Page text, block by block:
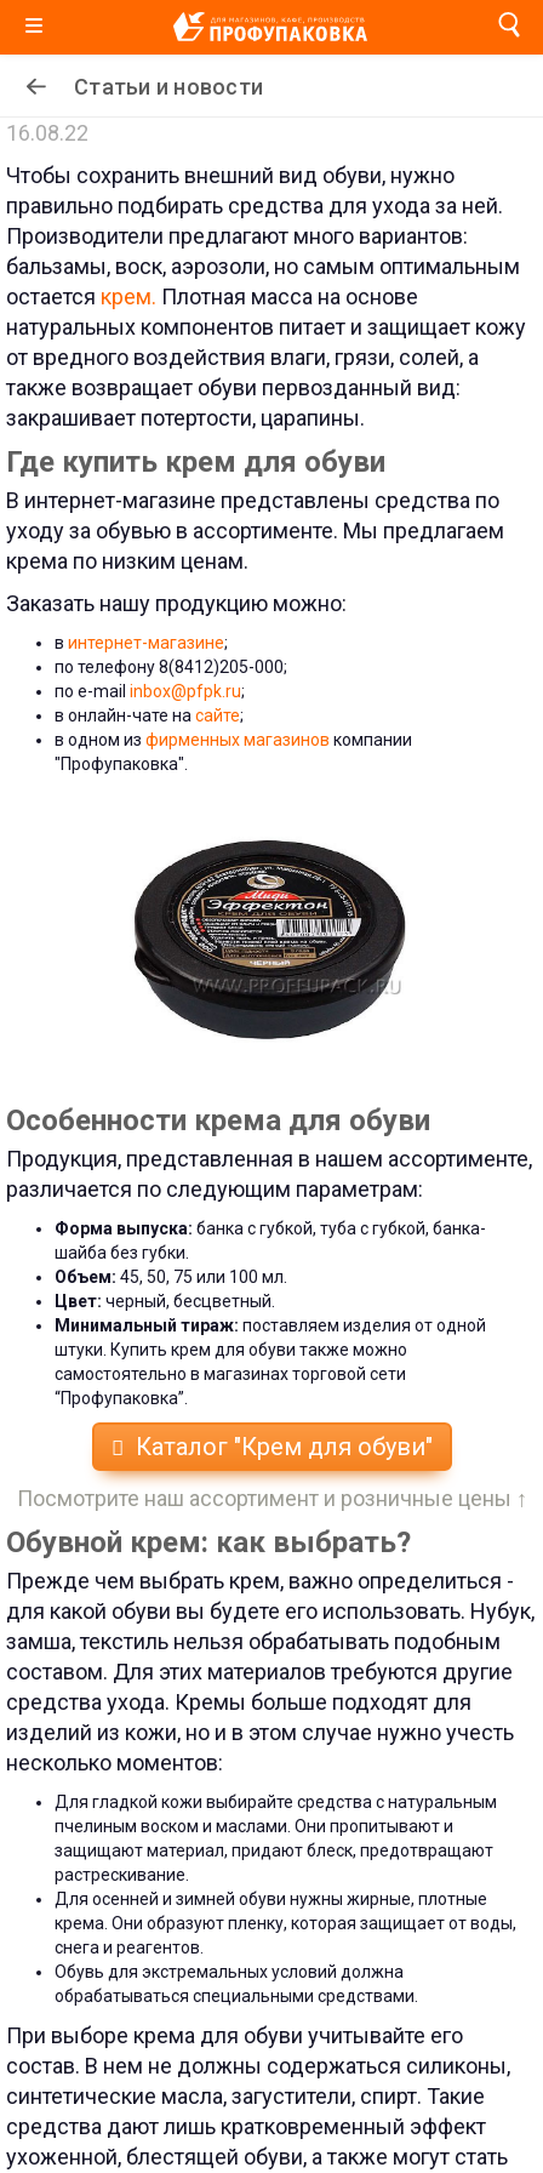
Статьи и новости
16.08.22
Чтобы сохранить внешний вид обуви, нужно
правильно подбирать средства для ухода за ней.
Производители предлагают много вариантов:
бальзамы, воск, аэрозоли, но самым оптимальным
остается крем. Плотная масса на основе
натуральных компонентов питает и защищает кожу
от вредного воздействия влаги, грязи, солей, а
также возвращает обуви первозданный вид:
закрашивает потертости, царапины.
Где купить крем для обуви
В интернет-магазине представлены средства по
уходу за обувью в ассортименте. Мы предлагаем
крема по низким ценам.
Заказать нашу продукцию можно:
в интернет-магазине;
по телефону 8(8412)205-000;
по e-mail inbox@pfpk.ru;
в онлайн-чате на сайте;
в одном из фирменных магазинов компании
"Профупаковка".
Особенности крема для обуви
Продукция, представленная в нашем ассортименте,
различается по следующим параметрам:
Форма выпуска: банка с губкой, туба с губкой, банка-
шайба без губки.
Объем: 45, 50, 75 или 100 мл.
Цвет: черный, бесцветный.
Минимальный тираж: поставляем изделия от одной
штуки. Купить крем для обуви также можно
самостоятельно в магазинах торговой сети
“Профупаковка”.
Каталог "Крем для обуви"
Посмотрите наш ассортимент и розничные цены ↑
Обувной крем: как выбрать?
Прежде чем выбрать крем, важно определиться -
для какой обуви вы будете его использовать. Нубук,
замша, текстиль нельзя обрабатывать подобным
составом. Для этих материалов требуются другие
средства ухода. Кремы больше подходят для
изделий из кожи, но и в этом случае нужно учесть
несколько моментов:
Для гладкой кожи выбирайте средства с натуральным
пчелиным воском и маслами. Они пропитывают и
защищают материал, придают блеск, предотвращают
растрескивание.
Для осенней и зимней обуви нужны жирные, плотные
крема. Они образуют пленку, которая защищает от воды,
снега и реагентов.
Обувь для экстремальных условий должна
обрабатываться специальными средствами.
При выборе крема для обуви учитывайте его
состав. В нем не должны содержаться силиконы,
синтетические масла, загустители, спирт. Такие
средства дают лишь кратковременный эффект
ухоженной, блестящей обуви, а также могут стать